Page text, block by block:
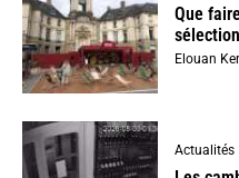
Que
Elouan
Actualités